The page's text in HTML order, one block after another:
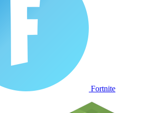
Fortnite